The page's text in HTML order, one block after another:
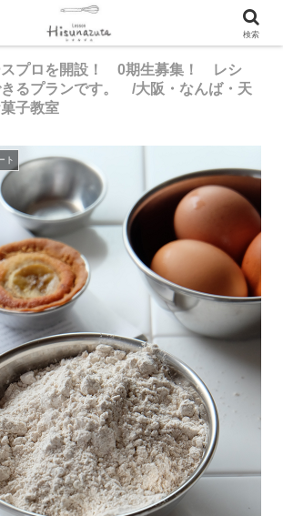
スプロを開設！ 0期生募集！ レシ
きるプランです。 /大阪・なんば・天
子教室
ト
検索